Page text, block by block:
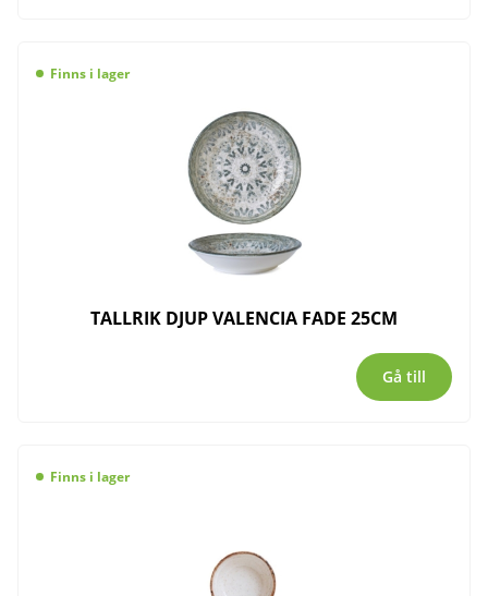
Finns i lager
TALLRIK DJUP VALENCIA FADE 25CM
Gå till
Finns i lager